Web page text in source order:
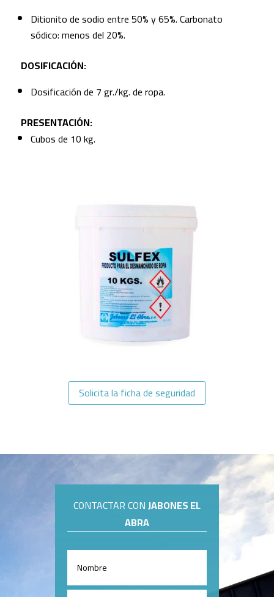
Ditionito de sodio entre 50% y 65%. Carbonato
sódico: menos del 20%.
DOSIFICACIÓN:
Dosificación de 7 gr./kg. de ropa.
PRESENTACIÓN:
Cubos de 10 kg.
Solicita la ficha de seguridad
CONTACTAR CONJABONES EL
ABRA